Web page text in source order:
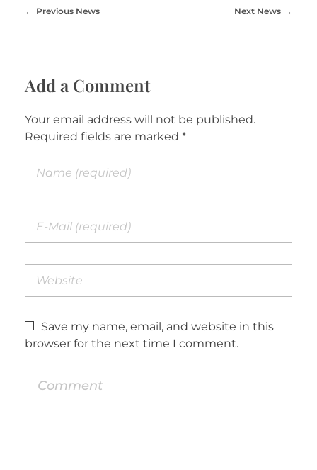
Previous News Next News
Add a Comment
Your email address will not be published.
Required fields are marked *
Save my name, email, and website in this
browser for the next time I comment.